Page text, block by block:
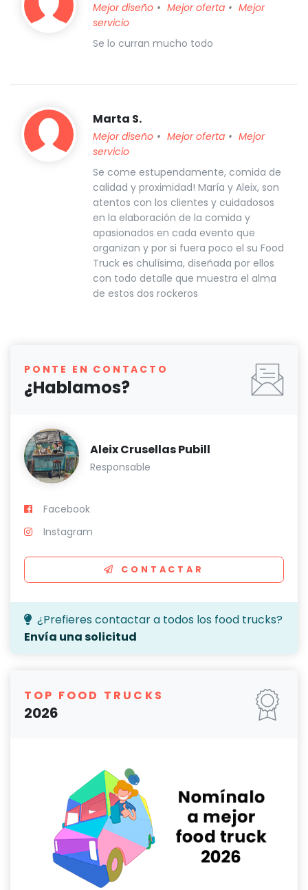
Mejor diseño Mejor oferta
Mejor
servicio
Se lo curran mucho todo
Marta S.
Mejor diseño Mejor oferta
Mejor
servicio
Se come estupendamente, comida de
calidad y proximidad! María y Aleix, son
atentos con los clientes y cuidadosos
en la elaboración de la comida y
apasionados en cada evento que
organizan y por si fuera poco el su Food
Truck es chulísima, diseñada por ellos
con todo detalle que muestra el alma
de estos dos rockeros
PONTE EN CONTACTO
¿Hablamos?
Aleix Crusellas Pubill
Responsable
Facebook
Instagram
CONTACTAR
¿Prefieres contactar a todos los food trucks?
Envía una solicitud
TOP FOOD TRUCKS
2026